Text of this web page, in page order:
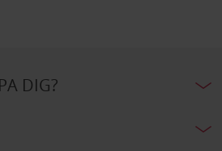
DIG?